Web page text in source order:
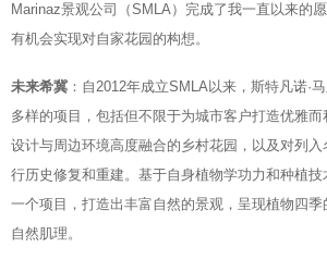
Marinaz景观公司（SMLA）完成了我一直以来的
有机会实现对自家花园的构想。
未来希冀 ：自2012年成立SMLA以来，斯特凡诺·
多样的项目，包括但不限于为城市客户打造优雅
设计与周边环境高度融合的乡村花园，以及对列
行历史修复和重建。基于自身植物学功力和种植
一个项目，打造出丰富自然的景观，呈现植物四
自然肌理。